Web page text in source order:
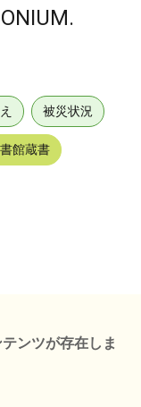
被災状況
館蔵書
ンツが存在しま